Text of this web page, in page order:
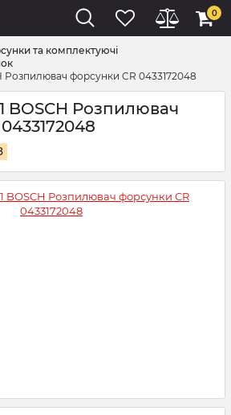
0
та комплектуючі
Розпилювач форсунки CR 0433172048
BOSCH Розпилювач